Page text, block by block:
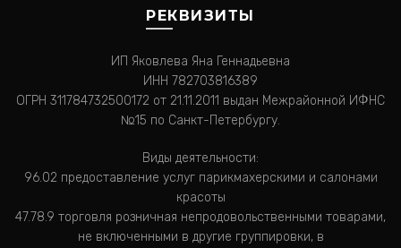
РЕКВИЗИТЫ
ИП Яковлева Яна Геннадьевна
ИНН 782703816389
ОГРН 311784732500172 от 21.11.2011 выдан Межрайонной ИФНС
№15 по Санкт-Петербургу.
Виды деятельности:
96.02 предоставление услуг парикмахерскими и салонами
красоты
47.78.9 торговля розничная непродовольственными товарами,
не включенными в другие группировки, в